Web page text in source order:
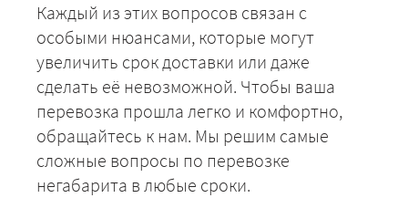
Каждый из этих вопросов связан с
особыми нюансами, которые могут
увеличить срок доставки или даже
сделать её невозможной. Чтобы ваша
перевозка прошла легко и комфортно,
обращайтесь к нам. Мы решим самые
сложные вопросы по перевозке
негабарита в любые сроки.